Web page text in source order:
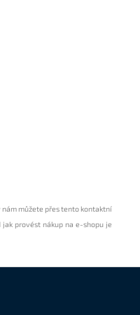
nám můžete přes tento kontaktní
provést nákup na e-shopu je